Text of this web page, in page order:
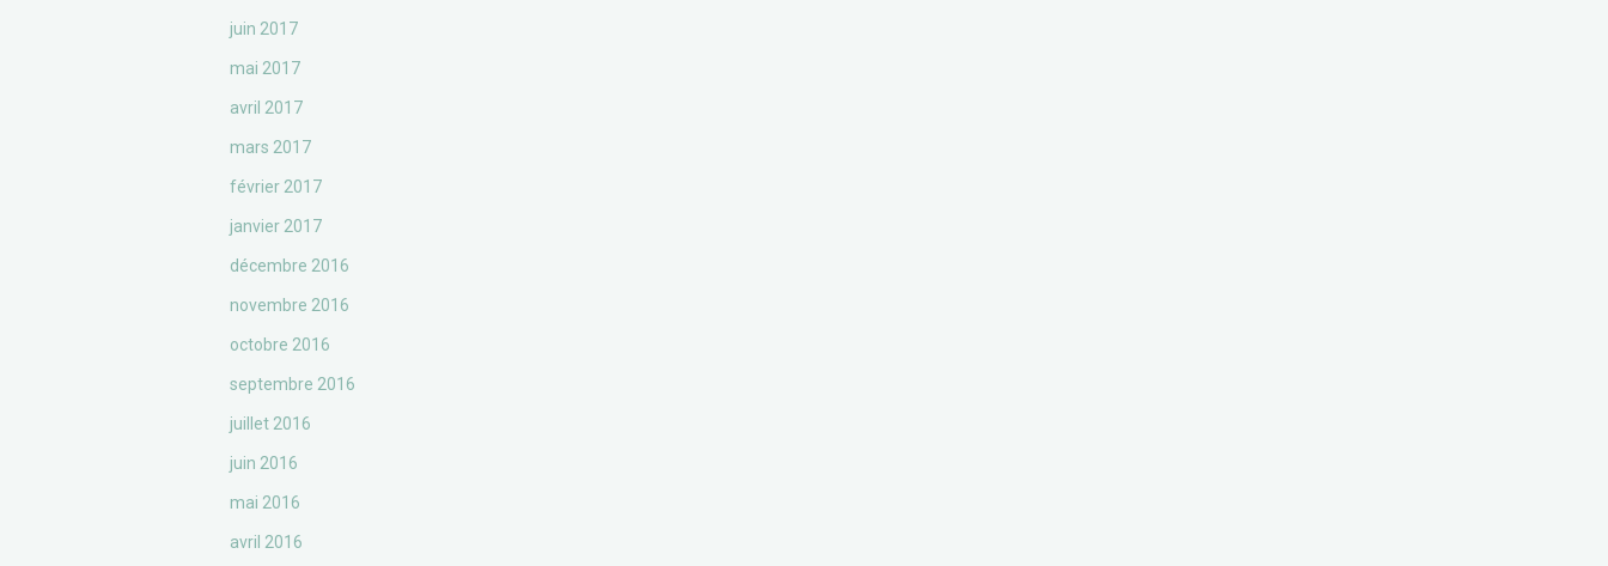
juin 2017
mai 2017
avril 2017
mars 2017
février 2017
janvier 2017
décembre 2016
novembre 2016
octobre 2016
septembre 2016
juillet 2016
juin 2016
mai 2016
avril 2016